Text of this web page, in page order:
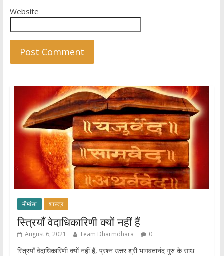
Website
मीमांसा शास्त्र
स्त्रियाँ वेदाधिकारिणी क्यों नहीं हैं
August 6, 2021 Team Dharmdhara 0
स्त्रियाँ वेदाधिकारिणी क्यों नहीं हैं, प्रश्न उत्तर श्री भागवतानंद गुरु के साथ